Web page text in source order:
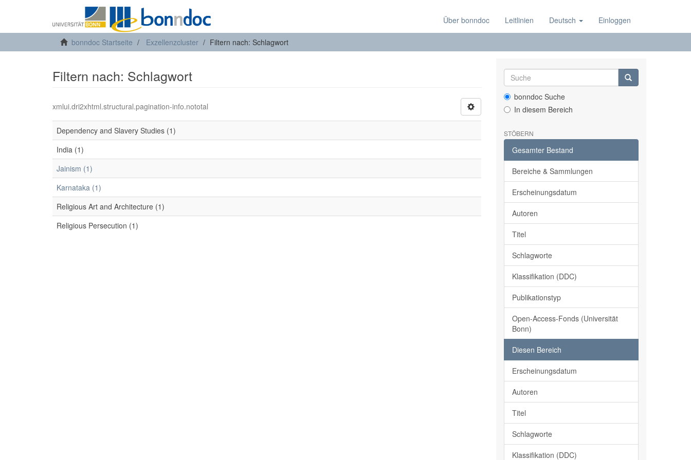
Über bonndoc Leitlinien Deutsch Einloggen
bonndoc Startseite Exzellenzcluster Filtern nach: Schlagwort
Filtern nach: Schlagwort
xmlui.dri2xhtml.structural.pagination-info.nototal
Dependency and Slavery Studies (1)
India (1)
Jainism (1)
Karnataka (1)
Religious Art and Architecture (1)
Religious Persecution (1)
bonndoc Suche
In diesem Bereich
STÖBERN
Gesamter Bestand
Bereiche & Sammlungen
Erscheinungsdatum
Autoren
Titel
Schlagworte
Klassifikation (DDC)
Publikationstyp
Open-Access-Fonds (Universität
Bonn)
Diesen Bereich
Erscheinungsdatum
Autoren
Titel
Schlagworte
Klassifikation (DDC)